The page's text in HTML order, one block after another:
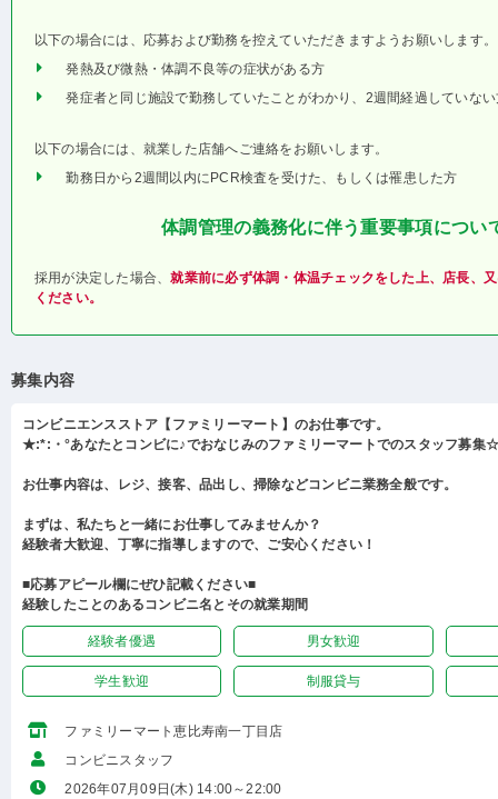
以下の場合には、応募および勤務を控えていただきますようお願いします。
発熱及び微熱・体調不良等の症状がある方
発症者と同じ施設で勤務していたことがわかり、2週間経過していな
以下の場合には、就業した店舗へご連絡をお願いします。
勤務日から2週間以内にPCR検査を受けた、もしくは罹患した方
体調管理の義務化に伴う重要事項につい
採用が決定した場合、就業前に必ず体調・体温チェックをした上、店長、
ください。
募集内容
コンビニエンスストア【ファミリーマート】のお仕事です。
★:*:・°あなたとコンビに♪でおなじみのファミリーマートでのスタッフ募集
お仕事内容は、レジ、接客、品出し、掃除などコンビニ業務全般です。
まずは、私たちと一緒にお仕事してみませんか？
経験者大歓迎、丁寧に指導しますので、ご安心ください！
■応募アピール欄にぜひ記載ください■
経験したことのあるコンビニ名とその就業期間
経験者優遇 男女歓迎
学生歓迎 制服貸与
ファミリーマート恵比寿南一丁目店
コンビニスタッフ
2026年07月09日(木) 14:00～22:00